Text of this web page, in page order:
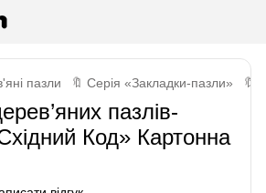
пазли 🔖 Серія «Закладки-пазли» 🔖
пазлів-
Код» Картонна